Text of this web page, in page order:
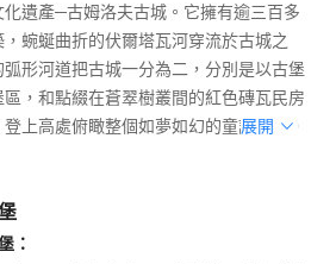
化遺產─古姆洛夫古城。它擁有逾三百多
，蜿蜒曲折的伏爾塔瓦河穿流於古城之
弧形河道把古城一分為二，分別是以古堡
，和點綴在蒼翠樹叢間的紅色磚瓦民房
上高處俯瞰整個如夢如幻的童話小鎮。
展開
：